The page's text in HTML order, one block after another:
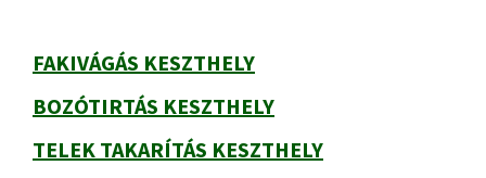
FAKIVÁGÁS KESZTHELY
BOZÓTIRTÁS KESZTHELY
TELEK TAKARÍTÁS KESZTHELY